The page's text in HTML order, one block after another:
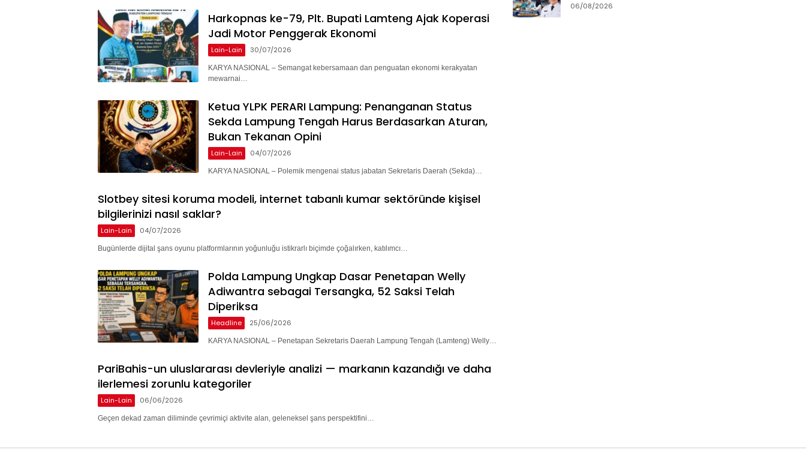
Harkopnas ke-79, Plt. Bupati Lamteng Ajak Koperasi
Jadi Motor Penggerak Ekonomi
Lain-Lain 30/07/2026
KARYA NASIONAL – Semangat kebersamaan dan penguatan ekonomi kerakyatan
mewarnai…
Ketua YLPK PERARI Lampung: Penanganan Status
Sekda Lampung Tengah Harus Berdasarkan Aturan,
Bukan Tekanan Opini
Lain-Lain 04/07/2026
KARYA NASIONAL – Polemik mengenai status jabatan Sekretaris Daerah (Sekda)…
Slotbey sitesi koruma modeli, internet tabanlı kumar sektöründe kişisel
bilgilerinizi nasıl saklar?
Lain-Lain 04/07/2026
Bugünlerde dijital şans oyunu platformlarının yoğunluğu istikrarlı biçimde çoğalırken, katılımcı…
Polda Lampung Ungkap Dasar Penetapan Welly
Adiwantra sebagai Tersangka, 52 Saksi Telah
Diperiksa
Headline 25/06/2026
KARYA NASIONAL – Penetapan Sekretaris Daerah Lampung Tengah (Lamteng) Welly…
PariBahis-un uluslararası devleriyle analizi — markanın kazandığı ve daha
ilerlemesi zorunlu kategoriler
Lain-Lain 06/06/2026
Geçen dekad zaman diliminde çevrimiçi aktivite alan, geleneksel şans perspektifini…
06/08/2026